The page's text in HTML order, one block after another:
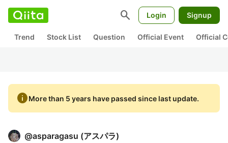
search Login Signup
Trend Stock List Question Official Event Official
infoMore than 5 years have passed since last update.
@asparagasu (アスパラ)